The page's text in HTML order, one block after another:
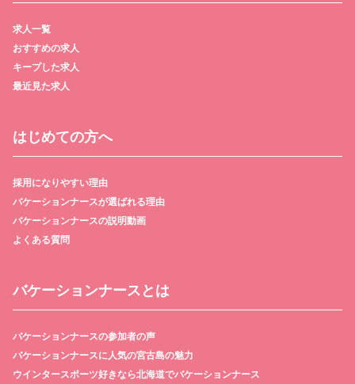
求人一覧
おすすめの求人
キープした求人
最近見た求人
バケーションナースとは
バケーションナースの参加者の声
バケーションナースに人気の宮古島の魅力
ウインタースポーツ好きなら北海道でバケーションナース
はじめての方へ
採用になりやすい理由
バケーションナースが選ばれる理由
バケーションナースの説明動画
よくある質問